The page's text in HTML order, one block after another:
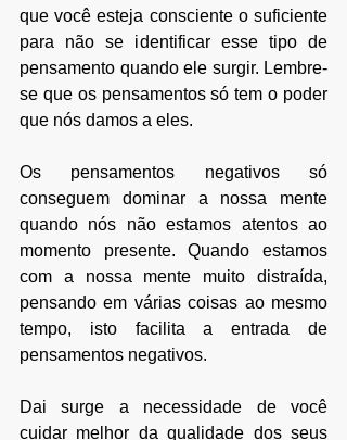
que você esteja consciente o suficiente
para não se identificar esse tipo de
pensamento quando ele surgir. Lembre-
se que os pensamentos só tem o poder
que nós damos a eles.
Os pensamentos negativos só
conseguem dominar a nossa mente
quando nós não estamos atentos ao
momento presente. Quando estamos
com a nossa mente muito distraída,
pensando em várias coisas ao mesmo
tempo, isto facilita a entrada de
pensamentos negativos.
Dai surge a necessidade de você
cuidar melhor da qualidade dos seus